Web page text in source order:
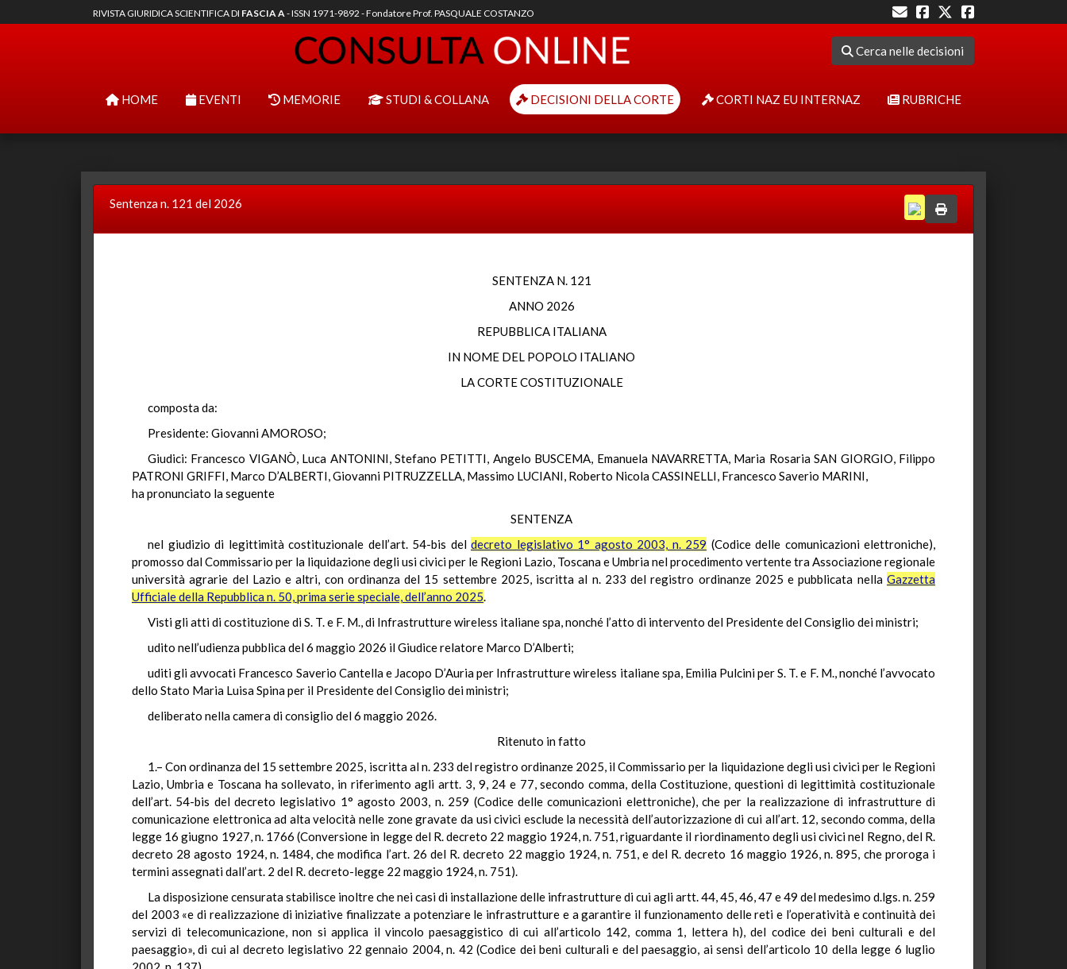
RIVISTA GIURIDICA SCIENTIFICA DI FASCIA A- ISSN 1971-9892 - Fondatore Prof. PASQUALE COSTANZO
Cerca nelle decisioni
HOME EVENTI MEMORIE STUDI & COLLANA DECISIONI DELLA CORTE CORTI NAZ EU INTERNAZ RUBRICHE
Sentenza n. 121 del 2026
SENTENZA N. 121
ANNO 2026
REPUBBLICA ITALIANA
IN NOME DEL POPOLO ITALIANO
LA CORTE COSTITUZIONALE
composta da:
Presidente: Giovanni AMOROSO;
Giudici: Francesco VIGANÒ, Luca ANTONINI, Stefano PETITTI, Angelo BUSCEMA, Emanuela NAVARRETTA, Maria Rosaria SAN GIORGIO, Filippo
PATRONI GRIFFI, Marco D’ALBERTI, Giovanni PITRUZZELLA, Massimo LUCIANI, Roberto Nicola CASSINELLI, Francesco Saverio MARINI,
ha pronunciato la seguente
SENTENZA
nel giudizio di legittimità costituzionale dell’art. 54-bis del decreto legislativo 1° agosto 2003, n. 259 (Codice delle comunicazioni elettroniche),
promosso dal Commissario per la liquidazione degli usi civici per le Regioni Lazio, Toscana e Umbria nel procedimento vertente tra Associazione regionale
università agrarie del Lazio e altri, con ordinanza del 15 settembre 2025, iscritta al n. 233 del registro ordinanze 2025 e pubblicata nella Gazzetta
Ufficiale della Repubblica n. 50, prima serie speciale, dell’anno 2025.
Visti gli atti di costituzione di S. T. e F. M., di Infrastrutture wireless italiane spa, nonché l’atto di intervento del Presidente del Consiglio dei ministri;
udito nell’udienza pubblica del 6 maggio 2026 il Giudice relatore Marco D’Alberti;
uditi gli avvocati Francesco Saverio Cantella e Jacopo D’Auria per Infrastrutture wireless italiane spa, Emilia Pulcini per S. T. e F. M., nonché l’avvocato
dello Stato Maria Luisa Spina per il Presidente del Consiglio dei ministri;
deliberato nella camera di consiglio del 6 maggio 2026.
Ritenuto in fatto
1.– Con ordinanza del 15 settembre 2025, iscritta al n. 233 del registro ordinanze 2025, il Commissario per la liquidazione degli usi civici per le Regioni
Lazio, Umbria e Toscana ha sollevato, in riferimento agli artt. 3, 9, 24 e 77, secondo comma, della Costituzione, questioni di legittimità costituzionale
dell’art. 54-bis del decreto legislativo 1° agosto 2003, n. 259 (Codice delle comunicazioni elettroniche), che per la realizzazione di infrastrutture di
comunicazione elettronica ad alta velocità nelle zone gravate da usi civici esclude la necessità dell’autorizzazione di cui all’art. 12, secondo comma, della
legge 16 giugno 1927, n. 1766 (Conversione in legge del R. decreto 22 maggio 1924, n. 751, riguardante il riordinamento degli usi civici nel Regno, del R.
decreto 28 agosto 1924, n. 1484, che modifica l’art. 26 del R. decreto 22 maggio 1924, n. 751, e del R. decreto 16 maggio 1926, n. 895, che proroga i
termini assegnati dall’art. 2 del R. decreto-legge 22 maggio 1924, n. 751).
La disposizione censurata stabilisce inoltre che nei casi di installazione delle infrastrutture di cui agli artt. 44, 45, 46, 47 e 49 del medesimo d.lgs. n. 259
del 2003 «e di realizzazione di iniziative finalizzate a potenziare le infrastrutture e a garantire il funzionamento delle reti e l’operatività e continuità dei
servizi di telecomunicazione, non si applica il vincolo paesaggistico di cui all’articolo 142, comma 1, lettera h), del codice dei beni culturali e del
paesaggio», di cui al decreto legislativo 22 gennaio 2004, n. 42 (Codice dei beni culturali e del paesaggio, ai sensi dell’articolo 10 della legge 6 luglio